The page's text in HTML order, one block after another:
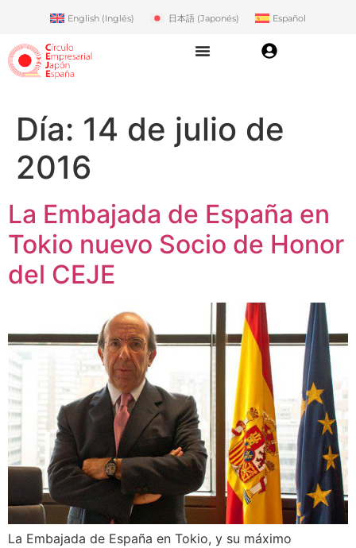
English (Inglés) 日本語(Japonés) Español
Día: 14 de julio de
2016
La Embajada de España en
Tokio nuevo Socio de Honor
del CEJE
La Embajada de España en Tokio, y su máximo